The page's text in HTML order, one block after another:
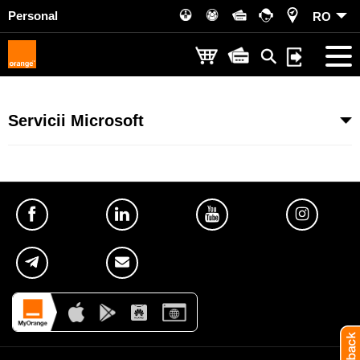
Personal RO
Servicii Microsoft